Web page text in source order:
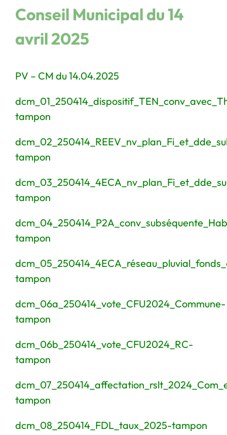
Conseil Municipal du 14
avril 2025
PV – CM du 14.04.2025
tampon
tampon
tampon
tampon
tampon
dcm_06a_250414_vote_CFU2024_Commune-
tampon
dcm_06b_250414_vote_CFU2024_RC-
tampon
tampon
dcm_08_250414_FDL_taux_2025-tampon